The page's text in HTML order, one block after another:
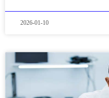
2026-01-10